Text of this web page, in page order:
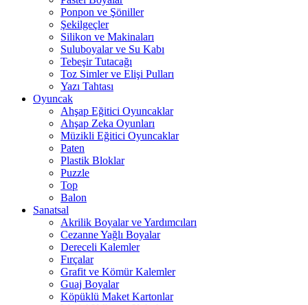
Ponpon ve Şöniller
Şekilgeçler
Silikon ve Makinaları
Suluboyalar ve Su Kabı
Tebeşir Tutacağı
Toz Simler ve Elişi Pulları
Yazı Tahtası
Oyuncak
Ahşap Eğitici Oyuncaklar
Ahşap Zeka Oyunları
Müzikli Eğitici Oyuncaklar
Paten
Plastik Bloklar
Puzzle
Top
Balon
Sanatsal
Akrilik Boyalar ve Yardımcıları
Cezanne Yağlı Boyalar
Dereceli Kalemler
Fırçalar
Grafit ve Kömür Kalemler
Guaj Boyalar
Köpüklü Maket Kartonlar